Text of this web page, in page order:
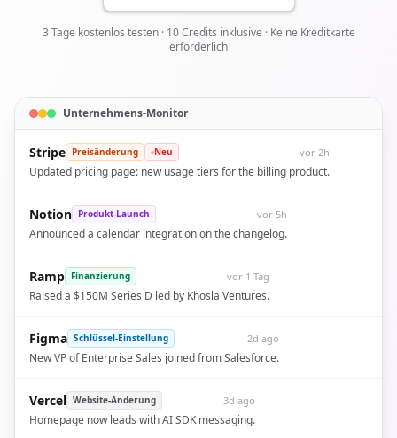
3 Tage kostenlos testen · 10 Credits inklusive · Keine Kreditkarte
erforderlich
Unternehmens-Monitor
Stripe Preisänderung Neu vor 2h
Updated pricing page: new usage tiers for the billing product.
Notion Produkt-Launch vor 5h
Announced a calendar integration on the changelog.
Ramp Finanzierung vor 1 Tag
Raised a $150M Series D led by Khosla Ventures.
Figma Schlüssel-Einstellung 2d ago
New VP of Enterprise Sales joined from Salesforce.
Vercel Website-Änderung 3d ago
Homepage now leads with AI SDK messaging.